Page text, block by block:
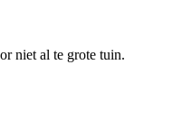
niet al te grote tuin.